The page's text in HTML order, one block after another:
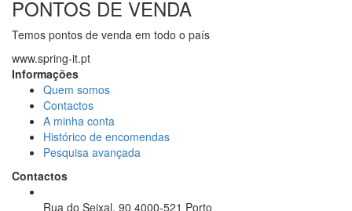
PONTOS DE VENDA
Temos pontos de venda em todo o país
www.spring-it.pt
Informações
Quem somos
Contactos
A minha conta
Histórico de encomendas
Pesquisa avançada
Contactos
Rua do Seixal, 90 4000-521 Porto